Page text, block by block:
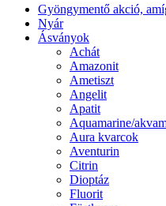
Gyöngymentő akció,
Nyár
Ásványok
Achát
Amazonit
Ametiszt
Angelit
Apatit
Aquamarine/
Aura kvarcok
Aventurin
Citrin
Dioptáz
Fluorit